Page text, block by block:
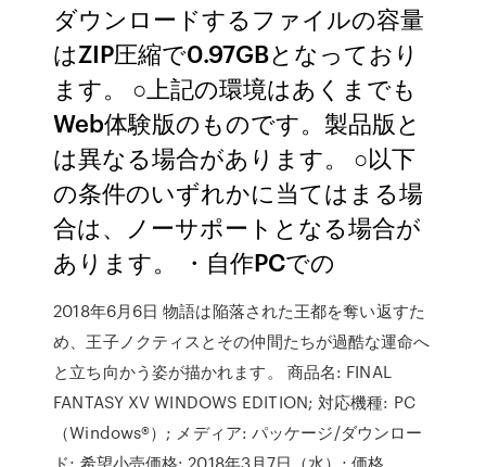
ダウンロードするファイルの容量
はZIP圧縮で0.97GBとなっており
ます。 ○上記の環境はあくまでも
Web体験版のものです。製品版と
は異なる場合があります。 ○以下
の条件のいずれかに当てはまる場
合は、ノーサポートとなる場合が
あります。 ・自作PCでの
2018年6月6日 物語は陥落された王都を奪い返すた
め、王子ノクティスとその仲間たちが過酷な運命へ
と立ち向かう姿が描かれます。 商品名: FINAL
FANTASY XV WINDOWS EDITION; 対応機種: PC
（Windows®）; メディア: パッケージ/ダウンロー
ド; 希望小売価格: 2018年3月7日（水）; 価格